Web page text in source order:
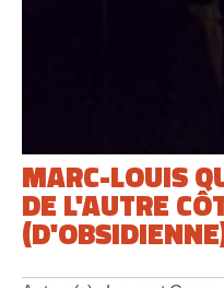
MARC-LOUIS
DE L'AUTRE